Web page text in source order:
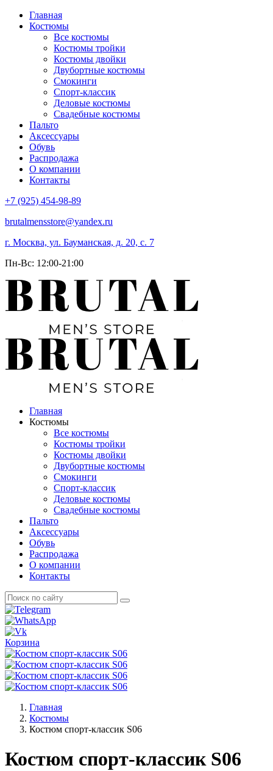
Главная
Костюмы
Все костюмы
Костюмы тройки
Костюмы двойки
Двубортные костюмы
Смокинги
Спорт-классик
Деловые костюмы
Свадебные костюмы
Пальто
Аксессуары
Обувь
Распродажа
О компании
Контакты
+7 (925) 454-98-89
brutalmensstore@yandex.ru
г. Москва, ул. Бауманская, д. 20, с. 7
Пн-Вс: 12:00-21:00
Главная
Костюмы
Все костюмы
Костюмы тройки
Костюмы двойки
Двубортные костюмы
Смокинги
Спорт-классик
Деловые костюмы
Свадебные костюмы
Пальто
Аксессуары
Обувь
Распродажа
О компании
Контакты
Корзина
Главная
Костюмы
Костюм спорт-классик S06
Костюм спорт-классик S06